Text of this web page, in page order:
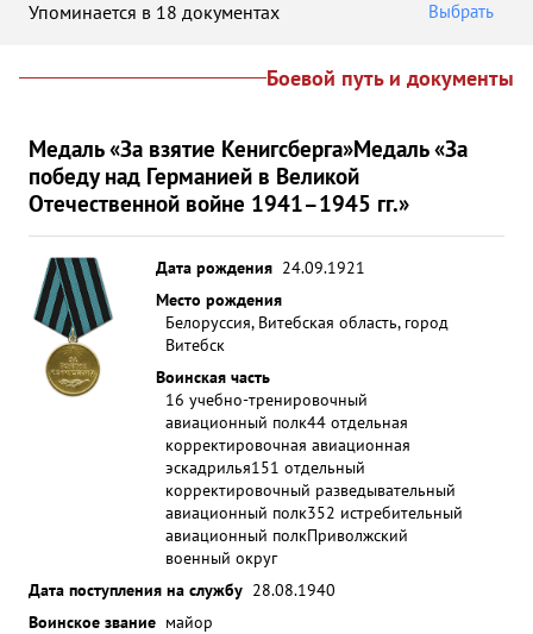
Упоминается в 18 документах Выбрать
Боевой путь и документы
Медаль «За взятие Кенигсберга»Медаль «За
победу над Германией в Великой
Отечественной войне 1941–1945 гг.»
Дата рождения 24.09.1921
Место рождения
Белоруссия, Витебская область, город
Витебск
Воинская часть
16 учебно-тренировочный
авиационный полк44 отдельная
корректировочная авиационная
эскадрилья151 отдельный
корректировочный разведывательный
авиационный полк352 истребительный
авиационный полкПриволжский
военный округ
Дата поступления на службу 28.08.1940
Воинское звание майор